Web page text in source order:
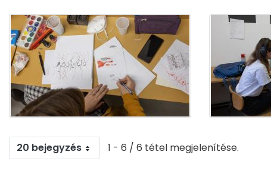
20 bejegyzés 1 - 6 / 6 tétel megjelenítése.